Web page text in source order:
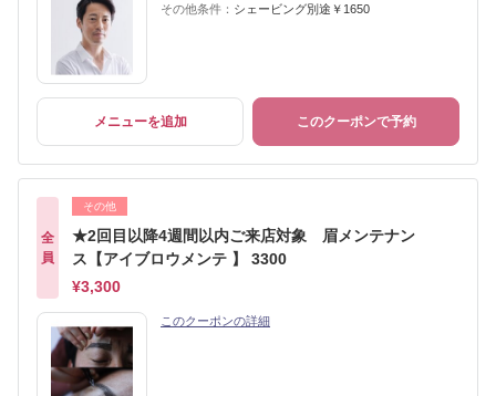
その他条件： シェービング別途￥1650
メニューを追加 このクーポンで予約
全
員
その他
★2回目以降4週間以内ご来店対象 眉メンテナン
ス【アイブロウメンテ 】 3300
¥3,300
このクーポンの詳細